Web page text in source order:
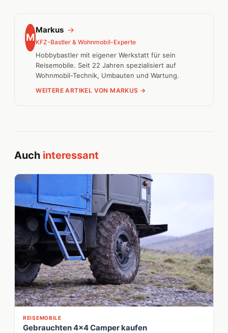
M
Markus →
KFZ-Bastler & Wohnmobil-Experte
Hobbybastler mit eigener Werkstatt für sein
Reisemobile. Seit 22 Jahren spezialisiert auf
Wohnmobil-Technik, Umbauten und Wartung.
WEITERE ARTIKEL VON MARKUS →
Auch interessant
REISEMOBILE
Gebrauchten 4x4 Camper kaufen